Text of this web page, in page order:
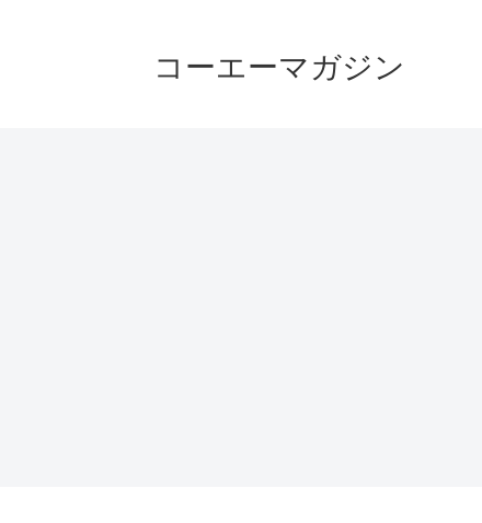
コーエーマガジン